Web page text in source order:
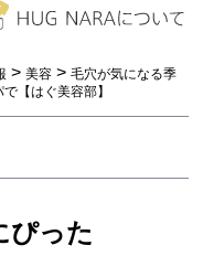
> 美容 > 毛穴が気になる季
【はぐ美容部】
ぴった